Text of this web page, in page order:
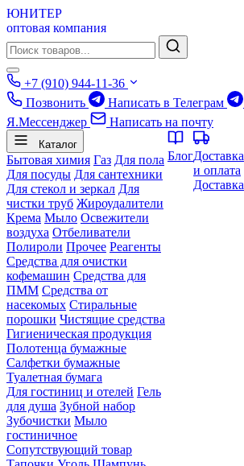
ЮНИТЕР
оптовая компания
+7 (910) 944-11-36
Позвонить
Написать в Телеграм
Я.Мессенджер
Написать на почту
Каталог
Бытовая химия Газ Для пола
Для посуды Для сантехники
Для стекол и зеркал Для
чистки труб Жироудалители
Крема Мыло Освежители
воздуха Отбеливатели
Полироли Прочее Реагенты
Средства для очистки
кофемашин Средства для
ПММ Средства от
насекомых Стиральные
порошки Чистящие средства
Гигиеническая продукция
Полотенца бумажные
Салфетки бумажные
Туалетная бумага
Для гостиниц и отелей Гель
для душа Зубной набор
Зубочистки Мыло
гостиничное
Сопутствующий товар
БлогДоставка
и оплата
Доставка